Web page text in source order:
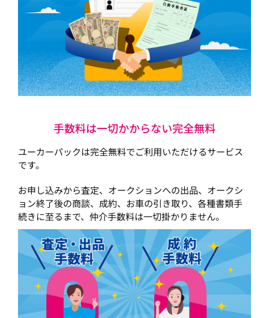
手数料は一切かからない完全無料
ユーカーパックは完全無料でご利用いただけるサービス
です。
お申し込みから査定、オークションへの出品、オークシ
ョン終了後の商談、成約、お車の引き取り、各種書類手
続きに至るまで、仲介手数料は一切掛かりません。